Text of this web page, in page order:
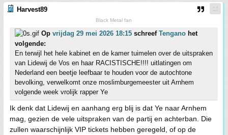
Harvest89
Black Metal fan
Op vrijdag 29 mei 2026 18:15 schreef Tengano het
volgende:
En terwijl het hele kabinet en de kamer tuimelen over de uitspraken
van Lidewij de Vos en haar RACISTISCHE!!!! uitlatingen om
Nederland een beetje leefbaar te houden voor de autochtone
bevolking, verwelkomt onze moslimburgemeester uit Arnhem
volgende week vrolijk rapper Ye
Ik denk dat Lidewij en aanhang erg blij is dat Ye naar Arnhem
mag, gezien de vele uitspraken van de partij en achterban. Die
zullen waarschijnlijk VIP tickets hebben geregeld, of op de